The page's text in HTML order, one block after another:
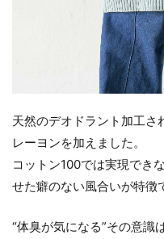
天然のデオドラント加工さ
レーヨンを加えました。
コットン100では実現でき
せた癖のない風合いが特徴
“体臭が気になる”その意識